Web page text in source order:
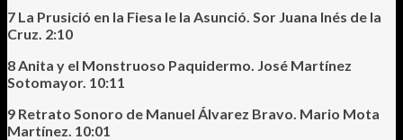
7 La Prusició en la Fiesa le la Asunció. Sor Juana Inés de la
Cruz. 2:10
8 Anita y el Monstruoso Paquidermo. José Martínez
Sotomayor. 10:11
9 Retrato Sonoro de Manuel Álvarez Bravo. Mario Mota
Martínez. 10:01